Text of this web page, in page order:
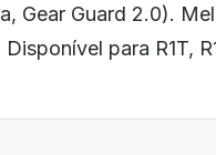
Gear Guard 2.0).
para R1T,